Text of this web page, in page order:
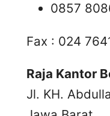
0857
Fax : 024
Raja Kantor
Jl. KH.